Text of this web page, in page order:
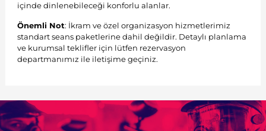
içinde dinlenebileceği konforlu alanlar.
Önemli Not: İkram ve özel organizasyon hizmetlerimiz
standart seans paketlerine dahil değildir. Detaylı planlama
ve kurumsal teklifler için lütfen rezervasyon
departmanımız ile iletişime geçiniz.